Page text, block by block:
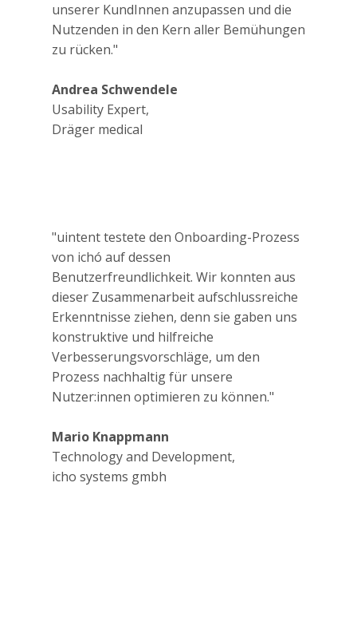
unserer KundInnen anzupassen und die
Nutzenden in den Kern aller Bemühungen
zu rücken."
Andrea Schwendele
Usability Expert,
Dräger medical
"uintent testete den Onboarding-Prozess
von ichó auf dessen
Benutzerfreundlichkeit. Wir konnten aus
dieser Zusammenarbeit aufschlussreiche
Erkenntnisse ziehen, denn sie gaben uns
konstruktive und hilfreiche
Verbesserungsvorschläge, um den
Prozess nachhaltig für unsere
Nutzer:innen optimieren zu können."
Mario Knappmann
Technology and Development,
icho systems gmbh